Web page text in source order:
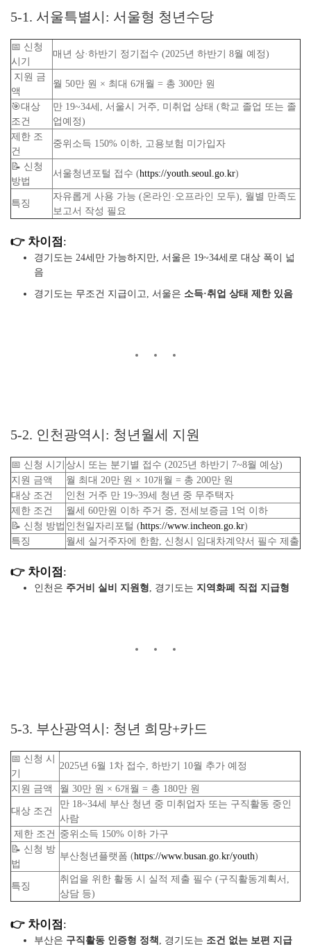
5-1. 서울특별시: 서울형 청년수당
📅 신청
시기
매년 상·하반기 정기접수 (2025년 하반기 8월 예정)
지원 금
액
월 50만 원 × 최대 6개월 = 총 300만 원
🎯대상
조건
만 19~34세, 서울시 거주, 미취업 상태 (학교 졸업 또는 졸
업예정)
제한 조
건
중위소득 150% 이하, 고용보험 미가입자
📝 신청
방법
서울청년포털 접수 (https://youth.seoul.go.kr)
특징
자유롭게 사용 가능 (온라인·오프라인 모두), 월별 만족도
보고서 작성 필요
👉 차이점:
경기도는 24세만 가능하지만, 서울은 19~34세로 대상 폭이 넓
음
경기도는 무조건 지급이고, 서울은 소득·취업 상태 제한 있음
5-2. 인천광역시: 청년월세 지원
📅 신청 시기 상시 또는 분기별 접수 (2025년 하반기 7~8월 예상)
지원 금액
월 최대 20만 원 × 10개월 = 총 200만 원
대상 조건
인천 거주 만 19~39세 청년 중 무주택자
제한 조건
월세 60만원 이하 주거 중, 전세보증금 1억 이하
📝 신청 방법 인천일자리포털 (https://www.incheon.go.kr)
특징
월세 실거주자에 한함, 신청시 임대차계약서 필수 제출
👉 차이점:
인천은 주거비 실비 지원형, 경기도는 지역화폐 직접 지급형
5-3. 부산광역시: 청년 희망+카드
📅 신청 시
기
2025년 6월 1차 접수, 하반기 10월 추가 예정
지원 금액 월 30만 원 × 6개월 = 총 180만 원
대상 조건
만 18~34세 부산 청년 중 미취업자 또는 구직활동 중인
사람
제한 조건 중위소득 150% 이하 가구
📝 신청 방
법
부산청년플랫폼 (https://www.busan.go.kr/youth)
특징
취업을 위한 활동 시 실적 제출 필수 (구직활동계획서,
상담 등)
👉 차이점:
부산은 구직활동 인증형 정책 , 경기도는 조건 없는 보편 지급